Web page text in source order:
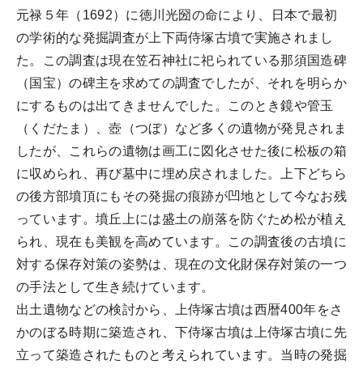
元禄５年（1692）に徳川光圀の命により、日本で最初
の学術的な発掘調査が上下両侍塚古墳で実施されまし
た。この調査は現在笠石神社に祀られている那須国造碑
（国宝）の碑主を求めての調査でしたが、それを明らか
にするものは出てきませんでした。このとき鏡や管玉
（くだたま）、壺（つぼ）など多くの遺物が発見されま
したが、これらの遺物は画工に図化させた後に松板の箱
に収められ、再び墓中に埋め戻されました。上下どちら
の後方部墳頂にもその発掘の痕跡が凹地として今なお残
っています。墳丘上には盛土の崩落を防ぐため松が植え
られ、現在も美観を高めています。この調査後の古墳に
対する保存対策の姿勢は、現在の文化財保存対策の一つ
の手法として生き続けています。
出土遺物などの検討から、上侍塚古墳は西暦400年をさ
かのぼる時期に築造され、下侍塚古墳は上侍塚古墳に先
立って築造されたものと考えられています。当時の発掘